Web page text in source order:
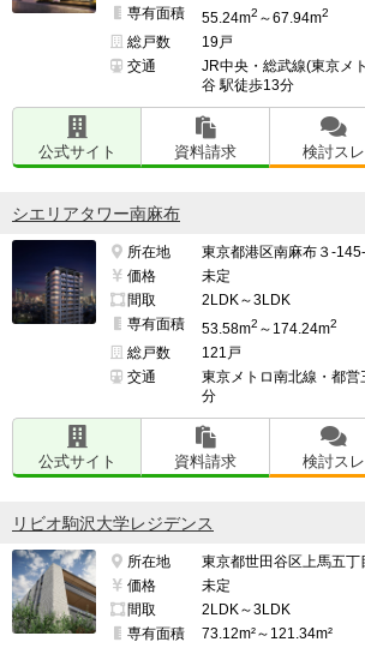
専有面積
55.24m2 ～67.94m2
総戸数
19戸
交通
JR中央・総武線(東京メ
谷 駅徒歩13分
公式サイト 資料請求 検討スレ
シエリアタワー南麻布
所在地
東京都港区南麻布３-
価格
未定
間取
2LDK～3LDK
専有面積
53.58m2 ～174.24m2
総戸数
121戸
交通
東京メトロ南北線・都
分
公式サイト 資料請求 検討スレ
リビオ駒沢大学レジデンス
所在地
東京都世田谷区上馬五丁
価格
未定
間取
2LDK～3LDK
専有面積
73.12m²～121.34m²